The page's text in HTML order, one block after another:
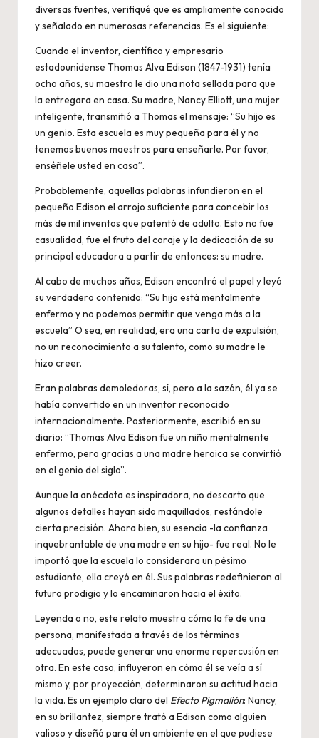
diversas fuentes, verifiqué que es ampliamente conocido
y señalado en numerosas referencias. Es el siguiente:
Cuando el inventor, científico y empresario
estadounidense Thomas Alva Edison (1847-1931) tenía
ocho años, su maestro le dio una nota sellada para que
la entregara en casa. Su madre, Nancy Elliott, una mujer
inteligente, transmitió a Thomas el mensaje: “Su hijo es
un genio. Esta escuela es muy pequeña para él y no
tenemos buenos maestros para enseñarle. Por favor,
enséñele usted en casa”.
Probablemente, aquellas palabras infundieron en el
pequeño Edison el arrojo suficiente para concebir los
más de mil inventos que patentó de adulto. Esto no fue
casualidad, fue el fruto del coraje y la dedicación de su
principal educadora a partir de entonces: su madre.
Al cabo de muchos años, Edison encontró el papel y leyó
su verdadero contenido: “Su hijo está mentalmente
enfermo y no podemos permitir que venga más a la
escuela” O sea, en realidad, era una carta de expulsión,
no un reconocimiento a su talento, como su madre le
hizo creer.
Eran palabras demoledoras, sí, pero a la sazón, él ya se
había convertido en un inventor reconocido
internacionalmente. Posteriormente, escribió en su
diario: “Thomas Alva Edison fue un niño mentalmente
enfermo, pero gracias a una madre heroica se convirtió
en el genio del siglo”.
Aunque la anécdota es inspiradora, no descarto que
algunos detalles hayan sido maquillados, restándole
cierta precisión. Ahora bien, su esencia -la confianza
inquebrantable de una madre en su hijo- fue real. No le
importó que la escuela lo considerara un pésimo
estudiante, ella creyó en él. Sus palabras redefinieron al
futuro prodigio y lo encaminaron hacia el éxito.
Leyenda o no, este relato muestra cómo la fe de una
persona, manifestada a través de los términos
adecuados, puede generar una enorme repercusión en
otra. En este caso, influyeron en cómo él se veía a sí
mismo y, por proyección, determinaron su actitud hacia
la vida. Es un ejemplo claro del Efecto Pigmalión: Nancy,
en su brillantez, siempre trató a Edison como alguien
valioso y diseñó para él un ambiente en el que pudiese